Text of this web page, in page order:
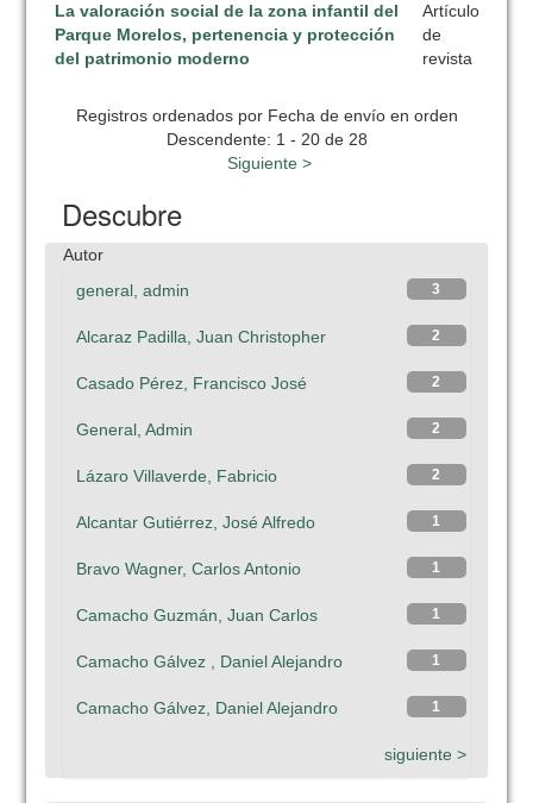
La valoración social de la zona infantil del
Parque Morelos, pertenencia y protección
del patrimonio moderno
Artículo
de
revista
Registros ordenados por Fecha de envío en orden
Descendente: 1 - 20 de 28
Siguiente >
Descubre
Autor
3
general, admin
2
Alcaraz Padilla, Juan Christopher
2
Casado Pérez, Francisco José
2
General, Admin
2
Lázaro Villaverde, Fabricio
1
Alcantar Gutiérrez, José Alfredo
1
Bravo Wagner, Carlos Antonio
1
Camacho Guzmán, Juan Carlos
1
Camacho Gálvez , Daniel Alejandro
1
Camacho Gálvez, Daniel Alejandro
siguiente >